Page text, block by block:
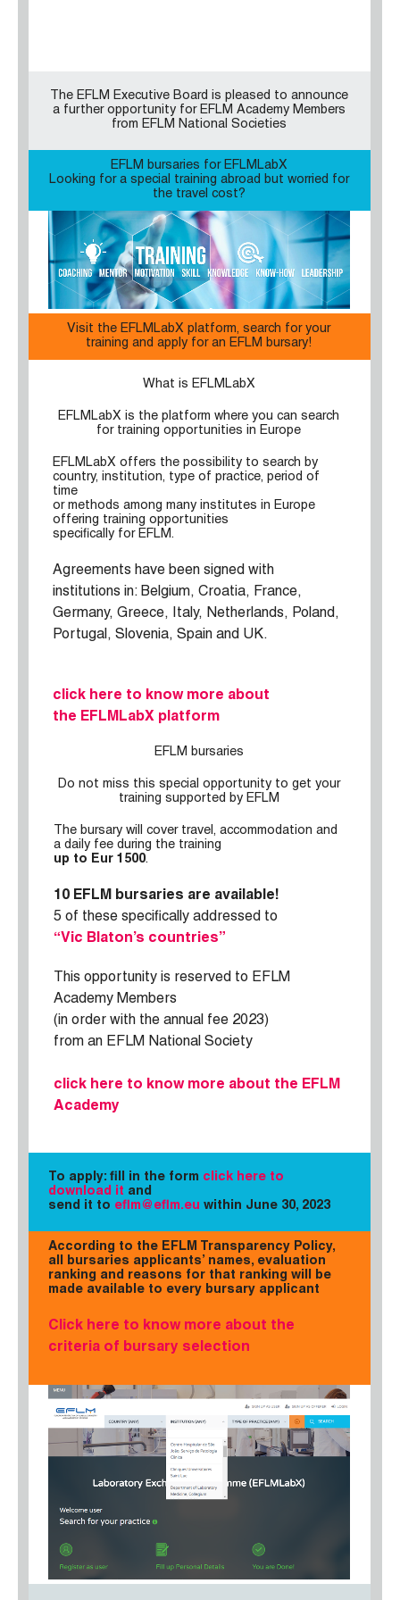
The EFLM Executive Board is pleased to announce
a further opportunity for EFLM Academy Members
from EFLM National Societies
EFLM bursaries for EFLMLabX
Looking for a special training abroad but worried for
the travel cost?
Visit the EFLMLabX platform, search for your
training and apply for an EFLM bursary!
What is EFLMLabX
EFLMLabX is the platform where you can search
for training opportunities in Europe
EFLMLabX offers the possibility to search by
country, institution, type of practice, period of
time
or methods among many institutes in Europe
offering training opportunities
specifically for EFLM.
Agreements have been signed with
institutions in: Belgium, Croatia, France,
Germany, Greece, Italy, Netherlands, Poland,
Portugal, Slovenia, Spain and UK.
click here to know more about
the EFLMLabX platform
EFLM bursaries
Do not miss this special opportunity to get your
training supported by EFLM
The bursary will cover travel, accommodation and
a daily fee during the training
up to Eur 1500.
10 EFLM bursaries are available!
5 of these specifically addressed to
“Vic Blaton’s countries”
This opportunity is reserved to EFLM
Academy Members
(in order with the annual fee 2023)
from an EFLM National Society
click here to know more about the EFLM
Academy
To apply: fill in the form click here to
download it and
send it to eflm@eflm.eu within June 30, 2023
According to the EFLM Transparency Policy,
all bursaries applicants’ names, evaluation
ranking and reasons for that ranking will be
made available to every bursary applicant
Click here to know more about the
criteria of bursary selection